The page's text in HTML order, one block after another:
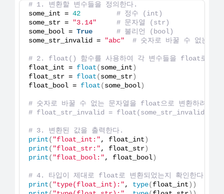
# 1. 변환할 변수들을 정의한다.
some_int = 42
# 정수 (int)
some_str =
"3.14"
# 문자열 (str)
some_bool = True
# 불리언 (bool)
some_str_invalid =
"abc" # 숫자로 바꿀 수 없는 문
# 2. float() 함수를 사용하여 각 변수들을 float로 변
float_int = float(some_int)
float_str = float(some_str)
float_bool = float(some_bool)
# 숫자로 바꿀 수 없는 문자열을 float으로 변환하려 하
# float_str_invalid = float(some_str_invalid)  #
# 3. 변환된 값을 출력한다.
print( "float_int:", float_int)
print( "float_str:", float_str)
print( "float_bool:", float_bool)
# 4. 타입이 제대로 float로 변환되었는지 확인한다.
print( "type(float_int):", type(float_int))